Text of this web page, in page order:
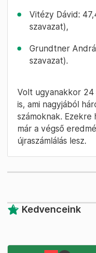
Vitézy Dávid:
szavazat),
Grundtner
szavazat).
Volt ugyanakkor
is, ami nagyjából
számoknak.
már a végső
újraszámlálás lesz.
Kedvenceink